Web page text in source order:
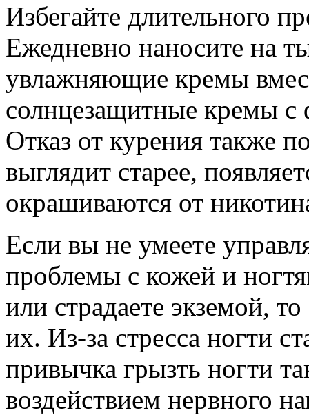
Избегайте длительного
Ежедневно наносите на
увлажняющие кремы
солнцезащитные кремы
Отказ от курения также
выглядит старее,
окрашиваются от
Если вы не умеете
проблемы с кожей и
или страдаете экземой,
их. Из-за стресса ногти
привычка грызть ногти
воздействием нервного